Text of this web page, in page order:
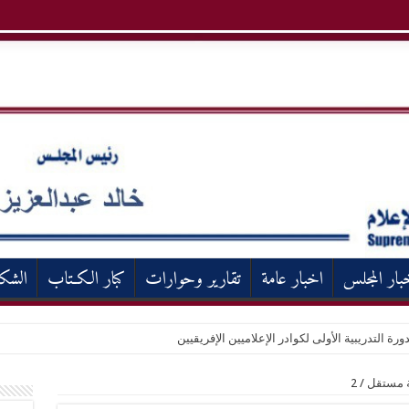
المجلس اخبار عامة تقارير وحوارات كبار الكـتاب
التدريبية الأولى لكوادر الإعلاميين الإفريقيين
مستقل /
2